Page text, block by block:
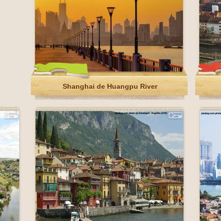
Shanghai de Huangpu River